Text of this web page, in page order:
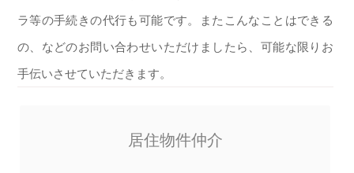
ラ等の手続きの代行も可能です。またこんなことはできる
の、などのお問い合わせいただけましたら、可能な限りお
手伝いさせていただきます。
居住物件仲介